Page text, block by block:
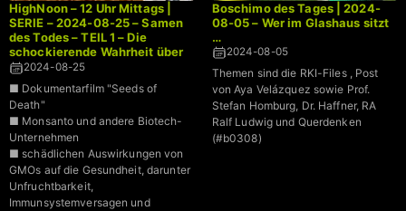
HighNoon – 12 Uhr Mittags |
SERIE – 2024-08-25 – Samen
des Todes – TEIL 1 – Die
schockierende Wahrheit über
genetisch modifizierte
Organismen | Dr. Bodo
Schiffmann
2024-08-25
■ Dokumentarfilm "Seeds of
Death"
■ Monsanto und andere Biotech-
Unternehmen
■ schädlichen Auswirkungen von
GMOs auf die Gesundheit, darunter
Unfruchtbarkeit,
Immunsystemversagen und
Boschimo des Tages | 2024-
08-05 – Wer im Glashaus sitzt
…
2024-08-05
Themen sind die RKI-Files , Post
von Aya Velázquez sowie Prof.
Stefan Homburg, Dr. Haffner, RA
Ralf Ludwig und Querdenken
(#b0308)